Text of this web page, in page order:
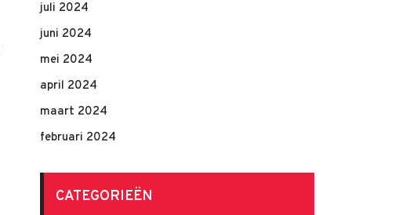
juli 2024
juni 2024
mei 2024
april 2024
maart 2024
februari 2024
CATEGORIEËN